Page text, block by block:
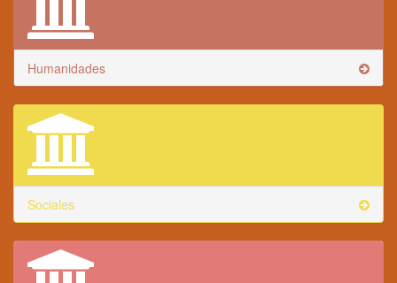
Humanidades
Sociales